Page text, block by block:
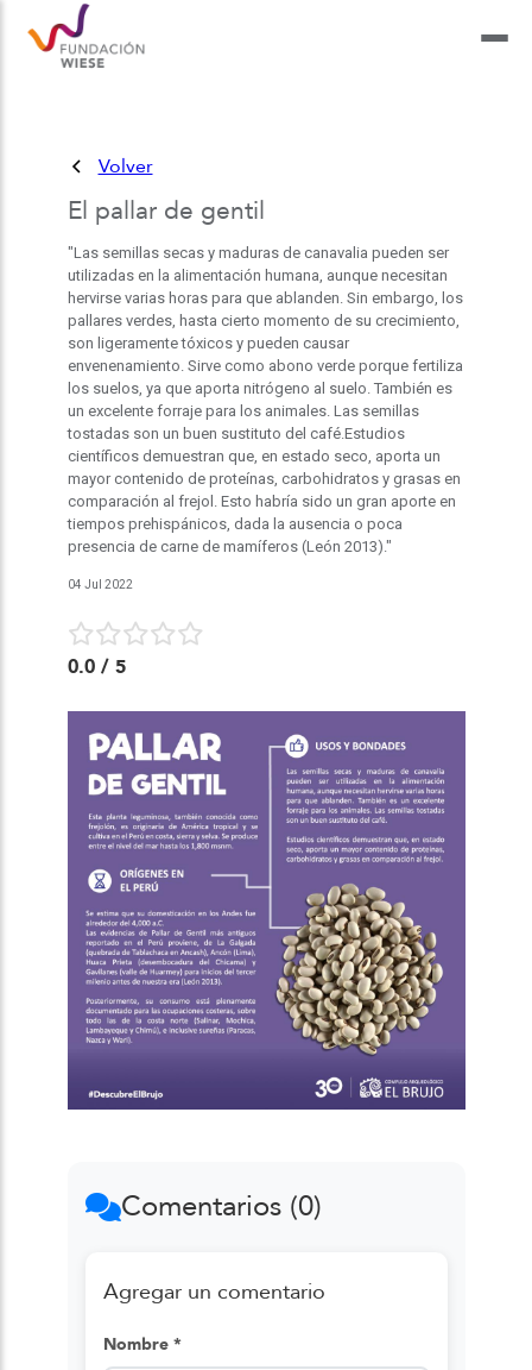
Volver
El pallar de gentil
"Las semillas secas y maduras de canavalia pueden ser
utilizadas en la alimentación humana, aunque necesitan
hervirse varias horas para que ablanden. Sin embargo, los
pallares verdes, hasta cierto momento de su crecimiento,
son ligeramente tóxicos y pueden causar
envenenamiento. Sirve como abono verde porque fertiliza
los suelos, ya que aporta nitrógeno al suelo. También es
un excelente forraje para los animales. Las semillas
tostadas son un buen sustituto del café.Estudios
científicos demuestran que, en estado seco, aporta un
mayor contenido de proteínas, carbohidratos y grasas en
comparación al frejol. Esto habría sido un gran aporte en
tiempos prehispánicos, dada la ausencia o poca
presencia de carne de mamíferos (León 2013)."
04 Jul 2022
0.0/ 5
Comentarios (0)
Agregar un comentario
Nombre *